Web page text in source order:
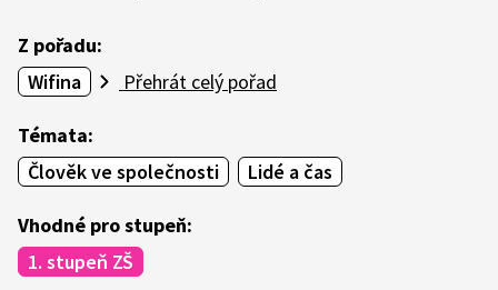
Z pořadu:
Wifina
Přehrát celý pořad
Témata:
Člověk ve společnosti
Lidé a čas
Vhodné pro stupeň:
1. stupeň ZŠ